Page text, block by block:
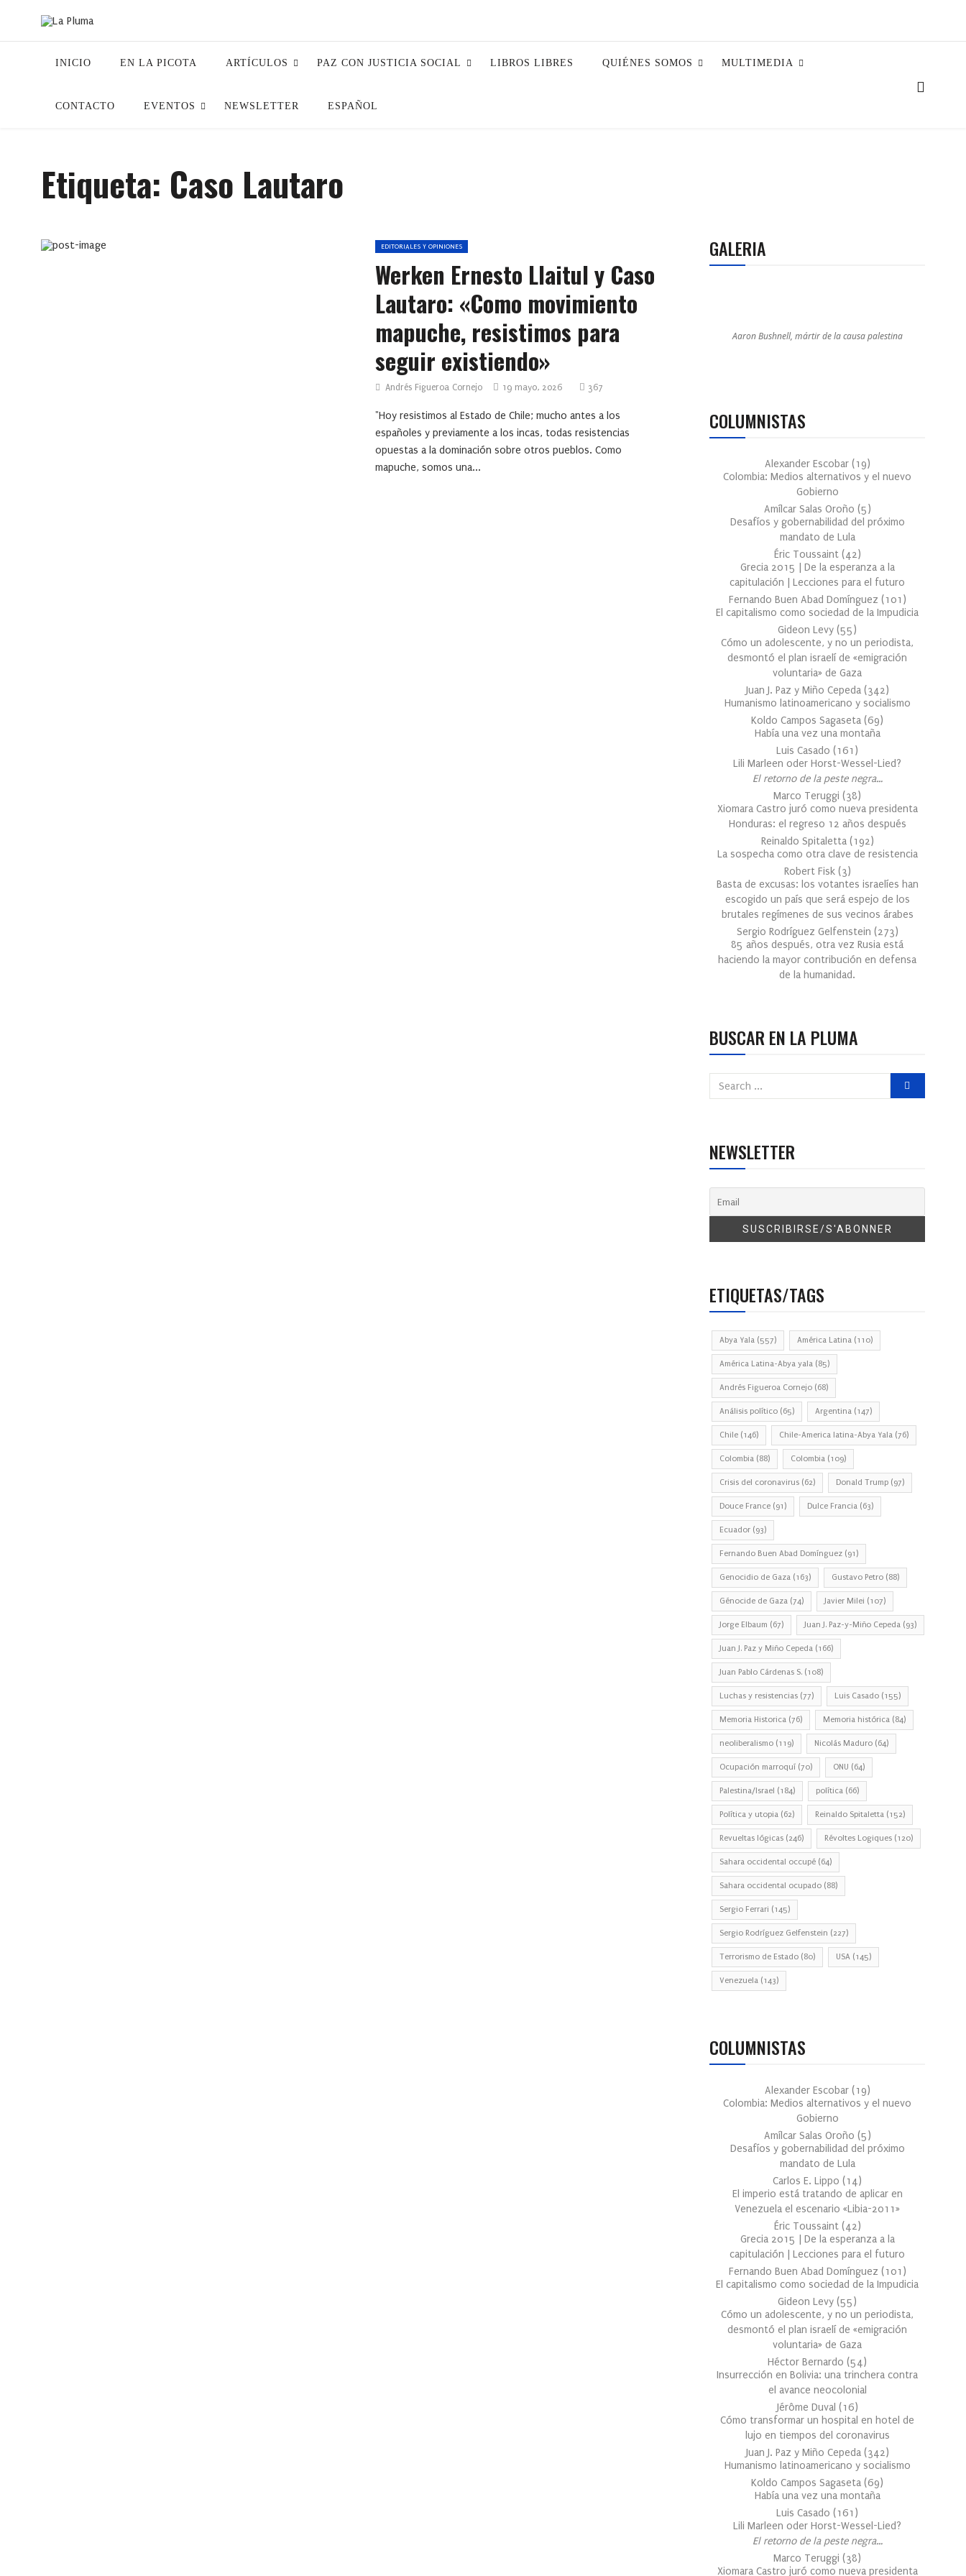
INICIO EN LA PICOTA ARTÍCULOS PAZ CON JUSTICIA SOCIAL LIBROS LIBRES QUIÉNES SOMOS MULTIMEDIA
CONTACTO EVENTOS NEWSLETTER ESPAÑOL
Etiqueta: Caso Lautaro
EDITORIALES Y OPINIONES
Werken Ernesto Llaitul y Caso
Lautaro: «Como movimiento
mapuche, resistimos para
seguir existiendo»
Andrés Figueroa Cornejo 19 mayo, 2026 367
"Hoy resistimos al Estado de Chile; mucho antes a los
españoles y previamente a los incas, todas resistencias
opuestas a la dominación sobre otros pueblos. Como
mapuche, somos una...
GALERIA
Aaron Bushnell, mártir de la causa palestina
COLUMNISTAS
Alexander Escobar (19)
Colombia: Medios alternativos y el nuevo
Gobierno
Amílcar Salas Oroño (5)
Desafíos y gobernabilidad del próximo
mandato de Lula
Éric Toussaint (42)
Grecia 2015 | De la esperanza a la
capitulación | Lecciones para el futuro
Fernando Buen Abad Domínguez (101 )
El capitalismo como sociedad de la Impudicia
Gideon Levy (55)
Cómo un adolescente, y no un periodista,
desmontó el plan israelí de «emigración
voluntaria» de Gaza
Juan J. Paz y Miño Cepeda (342)
Humanismo latinoamericano y socialismo
Koldo Campos Sagaseta (69)
Había una vez una montaña
Luis Casado (161 )
Lili Marleen oder Horst-Wessel-Lied?
El retorno de la peste negra…
Marco Teruggi (38)
Xiomara Castro juró como nueva presidenta
Honduras: el regreso 12 años después
Reinaldo Spitaletta (192)
La sospecha como otra clave de resistencia
Robert Fisk (3)
Basta de excusas: los votantes israelíes han
escogido un país que será espejo de los
brutales regímenes de sus vecinos árabes
Sergio Rodríguez Gelfenstein (273)
85 años después, otra vez Rusia está
haciendo la mayor contribución en defensa
de la humanidad.
BUSCAR EN LA PLUMA
NEWSLETTER
ETIQUETAS/TAGS
Abya Yala (557) América Latina (110)
América Latina-Abya yala (85)
Andrés Figueroa Cornejo (68)
Análisis político (65) Argentina (147)
Chile (146) Chile-America latina-Abya Yala (76)
Colombia (88) Colombia (109)
Crisis del coronavirus (62) Donald Trump (97)
Douce France (91) Dulce Francia (63)
Ecuador (93)
Fernando Buen Abad Domínguez (91)
Genocidio de Gaza (163) Gustavo Petro (88)
Génocide de Gaza (74) Javier Milei (107)
Jorge Elbaum (67) Juan J. Paz-y-Miño Cepeda (93)
Juan J. Paz y Miño Cepeda (166)
Juan Pablo Cárdenas S. (108)
Luchas y resistencias (77) Luis Casado (155)
Memoria Historica (76) Memoria histórica (84)
neoliberalismo (119) Nicolás Maduro (64)
Ocupación marroquí (70) ONU (64)
Palestina/Israel (184) política (66)
Política y utopia (62) Reinaldo Spitaletta (152)
Revueltas lógicas (246) Révoltes Logiques (120)
Sahara occidental occupé (64)
Sahara occidental ocupado (88)
Sergio Ferrari (145)
Sergio Rodríguez Gelfenstein (227)
Terrorismo de Estado (80) USA (145)
Venezuela (143)
COLUMNISTAS
Alexander Escobar (19)
Colombia: Medios alternativos y el nuevo
Gobierno
Amílcar Salas Oroño (5)
Desafíos y gobernabilidad del próximo
mandato de Lula
Carlos E. Lippo (14)
El imperio está tratando de aplicar en
Venezuela el escenario «Libia-2011»
Éric Toussaint (42)
Grecia 2015 | De la esperanza a la
capitulación | Lecciones para el futuro
Fernando Buen Abad Domínguez (101 )
El capitalismo como sociedad de la Impudicia
Gideon Levy (55)
Cómo un adolescente, y no un periodista,
desmontó el plan israelí de «emigración
voluntaria» de Gaza
Héctor Bernardo (54)
Insurrección en Bolivia: una trinchera contra
el avance neocolonial
Jérôme Duval (16)
Cómo transformar un hospital en hotel de
lujo en tiempos del coronavirus
Juan J. Paz y Miño Cepeda (342)
Humanismo latinoamericano y socialismo
Koldo Campos Sagaseta (69)
Había una vez una montaña
Luis Casado (161 )
Lili Marleen oder Horst-Wessel-Lied?
El retorno de la peste negra…
Marco Teruggi (38)
Xiomara Castro juró como nueva presidenta